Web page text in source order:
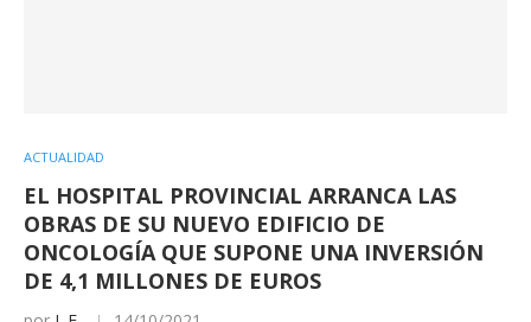
ACTUALIDAD
EL HOSPITAL PROVINCIAL ARRANCA LAS
OBRAS DE SU NUEVO EDIFICIO DE
ONCOLOGÍA QUE SUPONE UNA INVERSIÓN
DE 4,1 MILLONES DE EUROS